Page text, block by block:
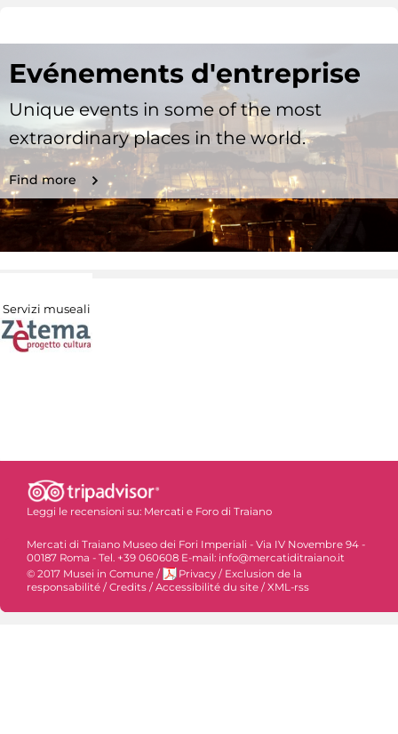
Evénements d'entreprise
Unique events in some of the most
extraordinary places in the world.
Find more
Servizi museali
Leggi le recensioni su: Mercati e Foro di Traiano
Mercati di Traiano Museo dei Fori Imperiali - Via IV Novembre 94 -
00187 Roma - Tel. +39 060608 E-mail: info@mercatiditraiano.it
© 2017 Musei in Comune / Privacy / Exclusion de la
responsabilité / Credits / Accessibilité du site / XML-rss